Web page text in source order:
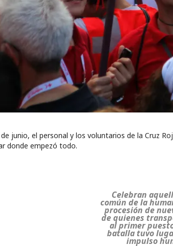
junio, el personal y los voluntarios de la Cruz
donde empezó todo.
Celebran
común de la
procesión de
de quienes
al primer
batalla tuvo
impulso